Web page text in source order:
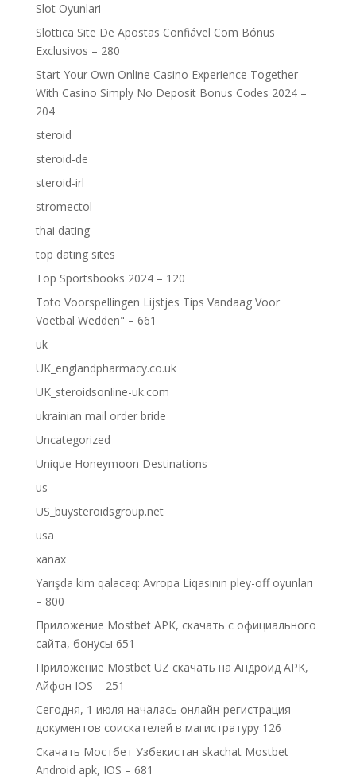
Slot Oyunlari
Slottica Site De Apostas Confiável Com Bónus
Exclusivos – 280
Start Your Own Online Casino Experience Together
With Casino Simply No Deposit Bonus Codes 2024 –
204
steroid
steroid-de
steroid-irl
stromectol
thai dating
top dating sites
Top Sportsbooks 2024 – 120
Toto Voorspellingen Lijstjes Tips Vandaag Voor
Voetbal Wedden" – 661
uk
UK_englandpharmacy.co.uk
UK_steroidsonline-uk.com
ukrainian mail order bride
Uncategorized
Unique Honeymoon Destinations
us
US_buysteroidsgroup.net
usa
xanax
Yarışda kim qalacaq: Avropa Liqasının pley-off oyunları
– 800
Приложение Mostbet APK, скачать с официального
сайта, бонусы 651
Приложение Mostbet UZ скачать на Андроид APK,
Айфон IOS – 251
Сегодня, 1 июля началась онлайн-регистрация
документов соискателей в магистратуру 126
Скачать Мостбет Узбекистан skachat Mostbet
Android apk, IOS – 681